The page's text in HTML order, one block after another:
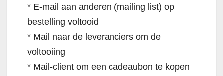
* E-mail aan anderen (mailing list) op
bestelling voltooid
* Mail naar de leveranciers om de
voltooiing
* Mail-client om een cadeaubon te kopen